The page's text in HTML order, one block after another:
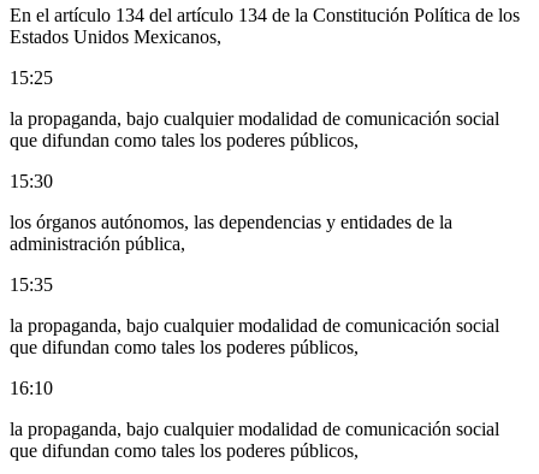
En el artículo 134 del artículo 134 de la Constitución Política de los
Estados Unidos Mexicanos,
15:25
la propaganda, bajo cualquier modalidad de comunicación social
que difundan como tales los poderes públicos,
15:30
los órganos autónomos, las dependencias y entidades de la
administración pública,
15:35
la propaganda, bajo cualquier modalidad de comunicación social
que difundan como tales los poderes públicos,
16:10
la propaganda, bajo cualquier modalidad de comunicación social
que difundan como tales los poderes públicos,